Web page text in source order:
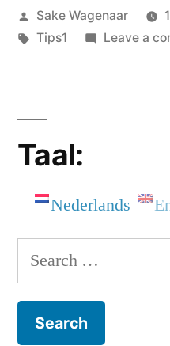
Posted
by
Sake Wagenaar
Tags:
Tips1 Leave a
Taal:
Nederlands
Search
for: